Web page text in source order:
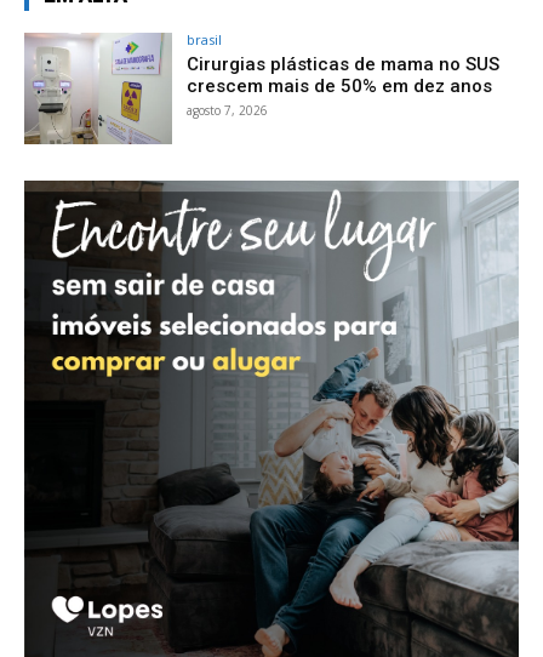
brasil
Cirurgias plásticas de mama no SUS
crescem mais de 50% em dez anos
agosto 7, 2026